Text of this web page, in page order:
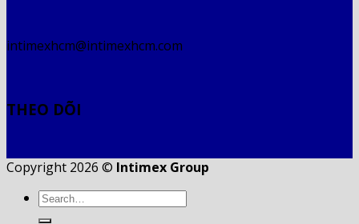
intimexhcm@intimexhcm.com
THEO DÕI
Copyright 2026 © Intimex Group